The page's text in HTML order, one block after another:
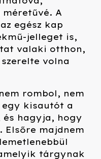
A
egész kap
jelleget is,
valaki otthon,
volna
rombol, nem
egy kisautót a
és hagyja, hogy
Elsőre majdnem
tárgynak